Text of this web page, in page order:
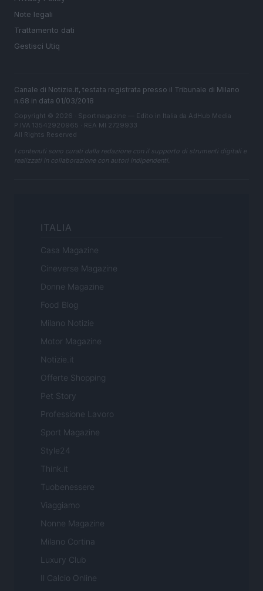
Note legali
Trattamento dati
Gestisci Utiq
Canale di Notizie.it, testata registrata presso il Tribunale di Milano
n.68 in data 01/03/2018
Copyright © 2026 · Sportmagazine — Edito in Italia da AdHub Media
P.IVA 13542920965 · REA MI 2729933
All Rights Reserved
I contenuti sono curati dalla redazione con il supporto di strumenti digitali e
realizzati in collaborazione con autori indipendenti.
ITALIA
Casa Magazine
Cineverse Magazine
Donne Magazine
Food Blog
Milano Notizie
Motor Magazine
Notizie.it
Offerte Shopping
Pet Story
Professione Lavoro
Sport Magazine
Style24
Think.it
Tuobenessere
Viaggiamo
Nonne Magazine
Milano Cortina
Luxury Club
Il Calcio Online